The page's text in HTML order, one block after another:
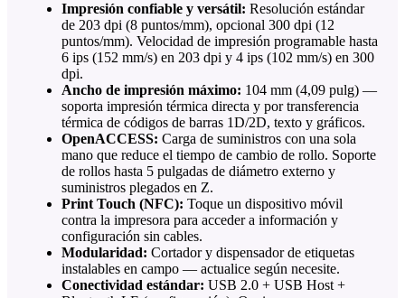
Impresión confiable y versátil: Resolución estándar
de 203 dpi (8 puntos/mm), opcional 300 dpi (12
puntos/mm). Velocidad de impresión programable hasta
6 ips (152 mm/s) en 203 dpi y 4 ips (102 mm/s) en 300
dpi.
Ancho de impresión máximo: 104 mm (4,09 pulg) —
soporta impresión térmica directa y por transferencia
térmica de códigos de barras 1D/2D, texto y gráficos.
OpenACCESS: Carga de suministros con una sola
mano que reduce el tiempo de cambio de rollo. Soporte
de rollos hasta 5 pulgadas de diámetro externo y
suministros plegados en Z.
Print Touch (NFC): Toque un dispositivo móvil
contra la impresora para acceder a información y
configuración sin cables.
Modularidad: Cortador y dispensador de etiquetas
instalables en campo — actualice según necesite.
Conectividad estándar: USB 2.0 + USB Host +